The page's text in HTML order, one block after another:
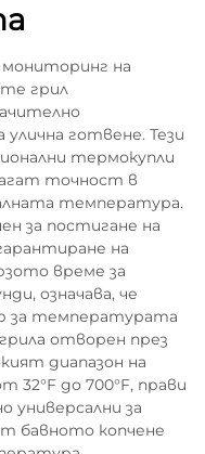
на
грил
готвене. Тези
термокупли
точност в
температура.
за постигане на
на
време за
означава, че
за температурата
отворен през
диапазон на
до 700°F, прави
за
бавното копчене